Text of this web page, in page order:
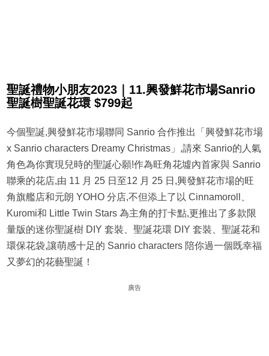
聖誕禮物小朋友2023｜11.興發鮮花市場Sanrio
聖誕樹聖誕花環 $799起
今個聖誕,興發鮮花市場聯同 Sanrio 合作推出「興發鮮花市場
x Sanrio characters Dreamy Christmas」,請來 Sanrio的人氣
角色為你實現兒時的聖誕心願!作為旺角花墟內首家與 Sanrio
聯乘的花店,由 11 月 25 日至12 月 25 日,興發鮮花市場的旺
角旗艦店和元朗 YOHO 分店,不但添上了以 Cinnamoroll、
Kuromi和 Little Twin Stars 為主角的打卡點,更推出了多款限
量版的迷你聖誕樹 DIY 套裝、聖誕花環 DIY 套裝、聖誕花和
環保花袋,讓萌感十足的 Sanrio characters 陪你過一個既幸福
又夢幻的花藝聖誕！
廣告